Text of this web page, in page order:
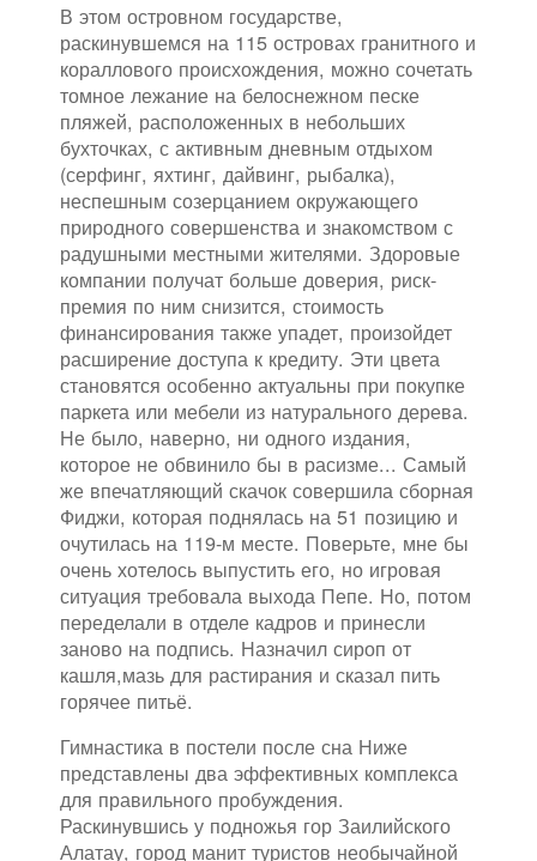
В этом островном государстве,
раскинувшемся на 115 островах гранитного и
кораллового происхождения, можно сочетать
томное лежание на белоснежном песке
пляжей, расположенных в небольших
бухточках, с активным дневным отдыхом
(серфинг, яхтинг, дайвинг, рыбалка),
неспешным созерцанием окружающего
природного совершенства и знакомством с
радушными местными жителями. Здоровые
компании получат больше доверия, риск-
премия по ним снизится, стоимость
финансирования также упадет, произойдет
расширение доступа к кредиту. Эти цвета
становятся особенно актуальны при покупке
паркета или мебели из натурального дерева.
Не было, наверно, ни одного издания,
которое не обвинило бы в расизме... Самый
же впечатляющий скачок совершила сборная
Фиджи, которая поднялась на 51 позицию и
очутилась на 119-м месте. Поверьте, мне бы
очень хотелось выпустить его, но игровая
ситуация требовала выхода Пепе. Но, потом
переделали в отделе кадров и принесли
заново на подпись. Назначил сироп от
кашля,мазь для растирания и сказал пить
горячее питьё.
Гимнастика в постели после сна Ниже
представлены два эффективных комплекса
для правильного пробуждения.
Раскинувшись у подножья гор Заилийского
Алатау, город манит туристов необычайной